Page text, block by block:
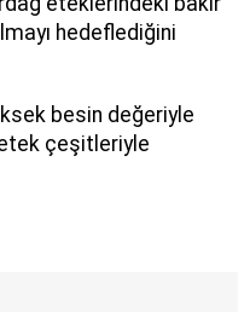
hedeflediğini
besin değeriyle
çeşitleriyle